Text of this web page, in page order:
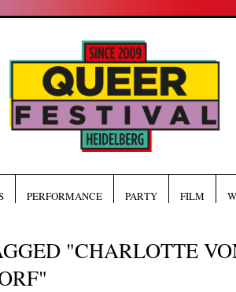
PERFORMANCE PARTY FILM
"CHARLOTTE